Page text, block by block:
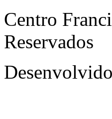
Centro
Reservados